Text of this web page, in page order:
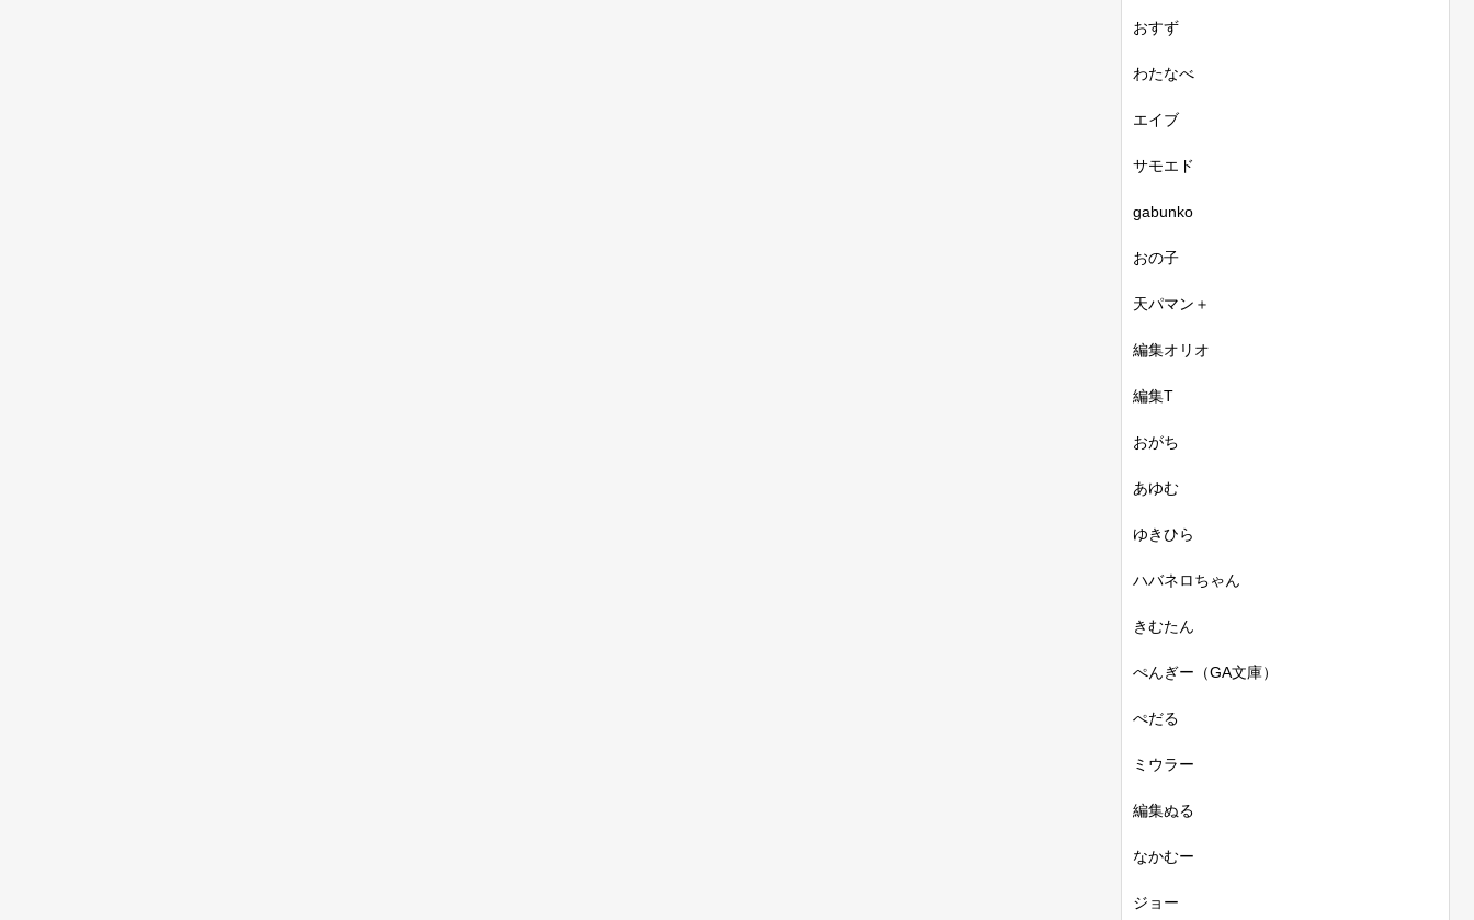
おすず
わたなべ
エイブ
サモエド
gabunko
おの子
天パマン＋
編集オリオ
編集T
おがち
あゆむ
ゆきひら
ハバネロちゃん
きむたん
ぺんぎー（GA文庫）
ぺだる
ミウラー
編集ぬる
なかむー
ジョー